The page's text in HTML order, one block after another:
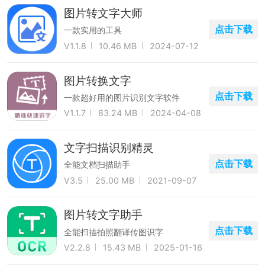
图片转文字大师
一款实用的工具
V1.1.8
10.46 MB 2024-07-12
点击下载
图片转换文字
一款超好用的图片识别文字软件
V1.1.7
83.24 MB 2024-04-08
点击下载
文字扫描识别精灵
全能文档扫描助手
V3.5
25.00 MB 2021-09-07
点击下载
图片转文字助手
全能扫描拍照翻译传图识字
V2.2.8
15.43 MB 2025-01-16
点击下载